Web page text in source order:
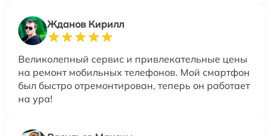
Жданов Кирилл
Великолепный сервис и привлекательные цены
на ремонт мобильных телефонов. Мой смартфон
был быстро отремонтирован, теперь он работает
на ура!